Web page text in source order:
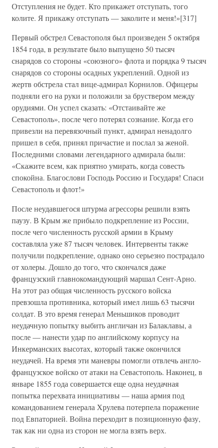
Отступления не будет. Кто прикажет отступать, того
колите. Я прикажу отступать — заколите и меня!»[317]
Первый обстрел Севастополя был произведен 5 октября
1854 года, в результате было выпущено 50 тысяч
снарядов со стороны «союзного» флота и порядка 9 тысяч
снарядов со стороны осадных укреплений. Одной из
жертв обстрела стал вице-адмирал Корнилов. Офицеры
подняли его на руки и положили за бруствером между
орудиями. Он успел сказать: «Отстаивайте же
Севастополь», после чего потерял сознание. Когда его
привезли на перевязочный пункт, адмирал ненадолго
пришел в себя, принял причастие и послал за женой.
Последними словами легендарного адмирала были:
«Скажите всем, как приятно умирать, когда совесть
спокойна. Благослови Господь Россию и Государя! Спаси
Севастополь и флот!»
После неудавшегося штурма агрессоры решили взять
паузу. В Крым же прибыло подкрепление из России,
после чего численность русской армии в Крыму
составляла уже 87 тысяч человек. Интервенты также
получили подкрепление, однако оно серьезно пострадало
от холеры. Дошло до того, что скончался даже
французский главнокомандующий маршал Сент-Арно.
На этот раз общая численность русского войска
превзошла противника, который имел лишь 63 тысячи
солдат. В это время генерал Меньшиков проводит
неудачную попытку выбить англичан из Балаклавы, а
после — нанести удар по английскому корпусу на
Инкерманских высотах, который также окончился
неудачей. На время эти маневры помогли отвлечь англо-
французское войско от атаки на Севастополь. Наконец, в
январе 1855 года совершается еще одна неудачная
попытка перехвата инициативы — наша армия под
командованием генерала Хрулева потерпела поражение
под Евпаторией. Война переходит в позиционную фазу,
так как ни одна из сторон не могла взять верх.